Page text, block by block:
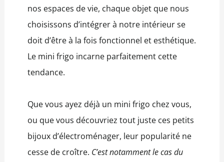
nos espaces de vie, chaque objet que nous
choisissons d’intégrer à notre intérieur se
doit d’être à la fois fonctionnel et esthétique.
Le mini frigo incarne parfaitement cette
tendance.
Que vous ayez déjà un mini frigo chez vous,
ou que vous découvriez tout juste ces petits
bijoux d’électroménager, leur popularité ne
cesse de croître. C’est notamment le cas du